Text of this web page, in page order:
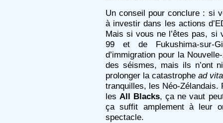
Un conseil pour conclure : si
à investir dans les actions
Mais si vous ne l’êtes pas, si
99 et de Fukushima-sur-
d’immigration pour la
des séismes, mais ils n’ont
prolonger la catastrophe ad
tranquilles, les Néo-
lesAll Blacks, ça ne vaut
ça suffit amplement à leur
spectacle.